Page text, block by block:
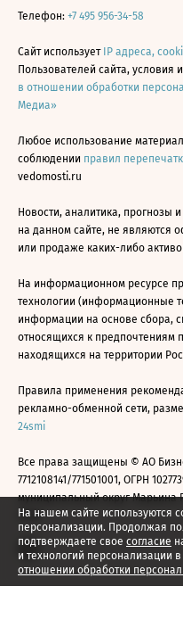
На нашем сайте используются
персонализации. Продолжая
подтверждаете свое согласие
и технологий персонализации в
отношении обработки
Телефон: +7 495 956-34-58
Сайт использует IP адреса,
Пользователей сайта, условия
в отношении обработки
Медиа»
Любое использование
соблюдении правил
vedomosti.ru
Новости, аналитика, прогнозы
на данном сайте, не являются
или продаже каких-либо
На информационном ресурсе
технологии (информационные
информации на основе сбора,
относящихся к предпочтениям
находящихся на территории
Правила применения
рекламно-обменной сети,
24smi
Все права защищены © АО
7712108141/771501001, ОГРН
муниципальный округ Марьина
2026